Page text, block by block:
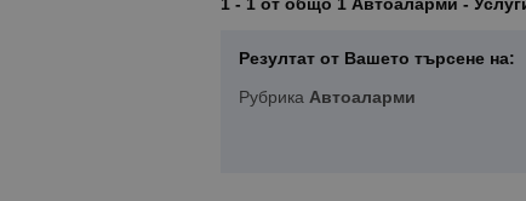
1 - 1 от общо 1 Автоаларми -
Резултат от Вашето търсене на:
Рубрика Автоаларми